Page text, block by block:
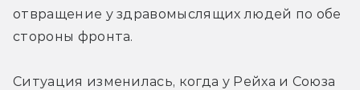
отвращение у здравомыслящих людей по обе
стороны фронта.
Ситуация изменилась, когда у Рейха и Союза